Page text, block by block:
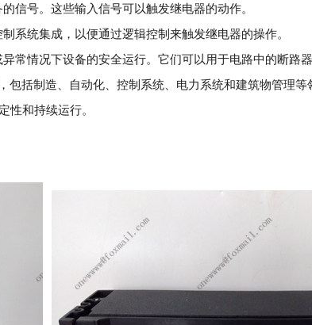
信号。这些输入信号可以触发继电器的动作。
系统集成，以便通过逻辑控制来触发继电器的操作。
常情况下设备的安全运行。它们可以用于电路中的断路
包括制造、自动化、控制系统、电力系统和建筑物管理等
性和持续运行。